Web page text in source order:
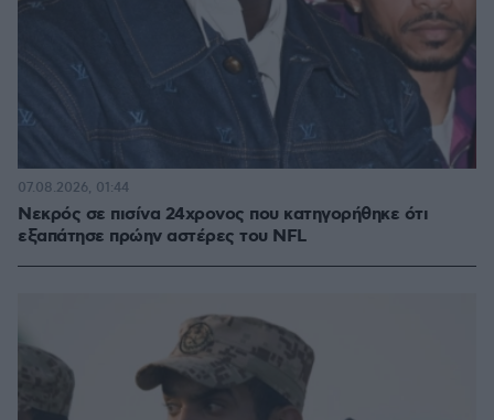
Νεκρός σε πισίνα 24χρονος που κατηγορήθηκε ότι
εξαπάτησε πρώην αστέρες του NFL
07.08.2026, 01:44